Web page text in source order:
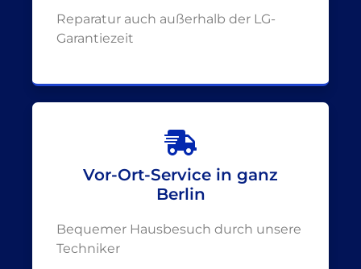
Reparatur auch außerhalb der LG-
Garantiezeit
Vor-Ort-Service in ganz
Berlin
Bequemer Hausbesuch durch unsere
Techniker